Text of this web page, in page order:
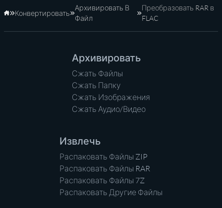
Главная
Конвертировать
Архивировать В
Файл
Преобразовать RAR в
FLAC
Архивировать
Сжать Файлы
Сжать Папку
Сжать Изображения
Сжать Аудио/Видео
Извлечь
Распаковать Файлы ZIP
Распаковать Файлы RAR
Распаковать Файлы 7Z
Распаковать Другие Файлы